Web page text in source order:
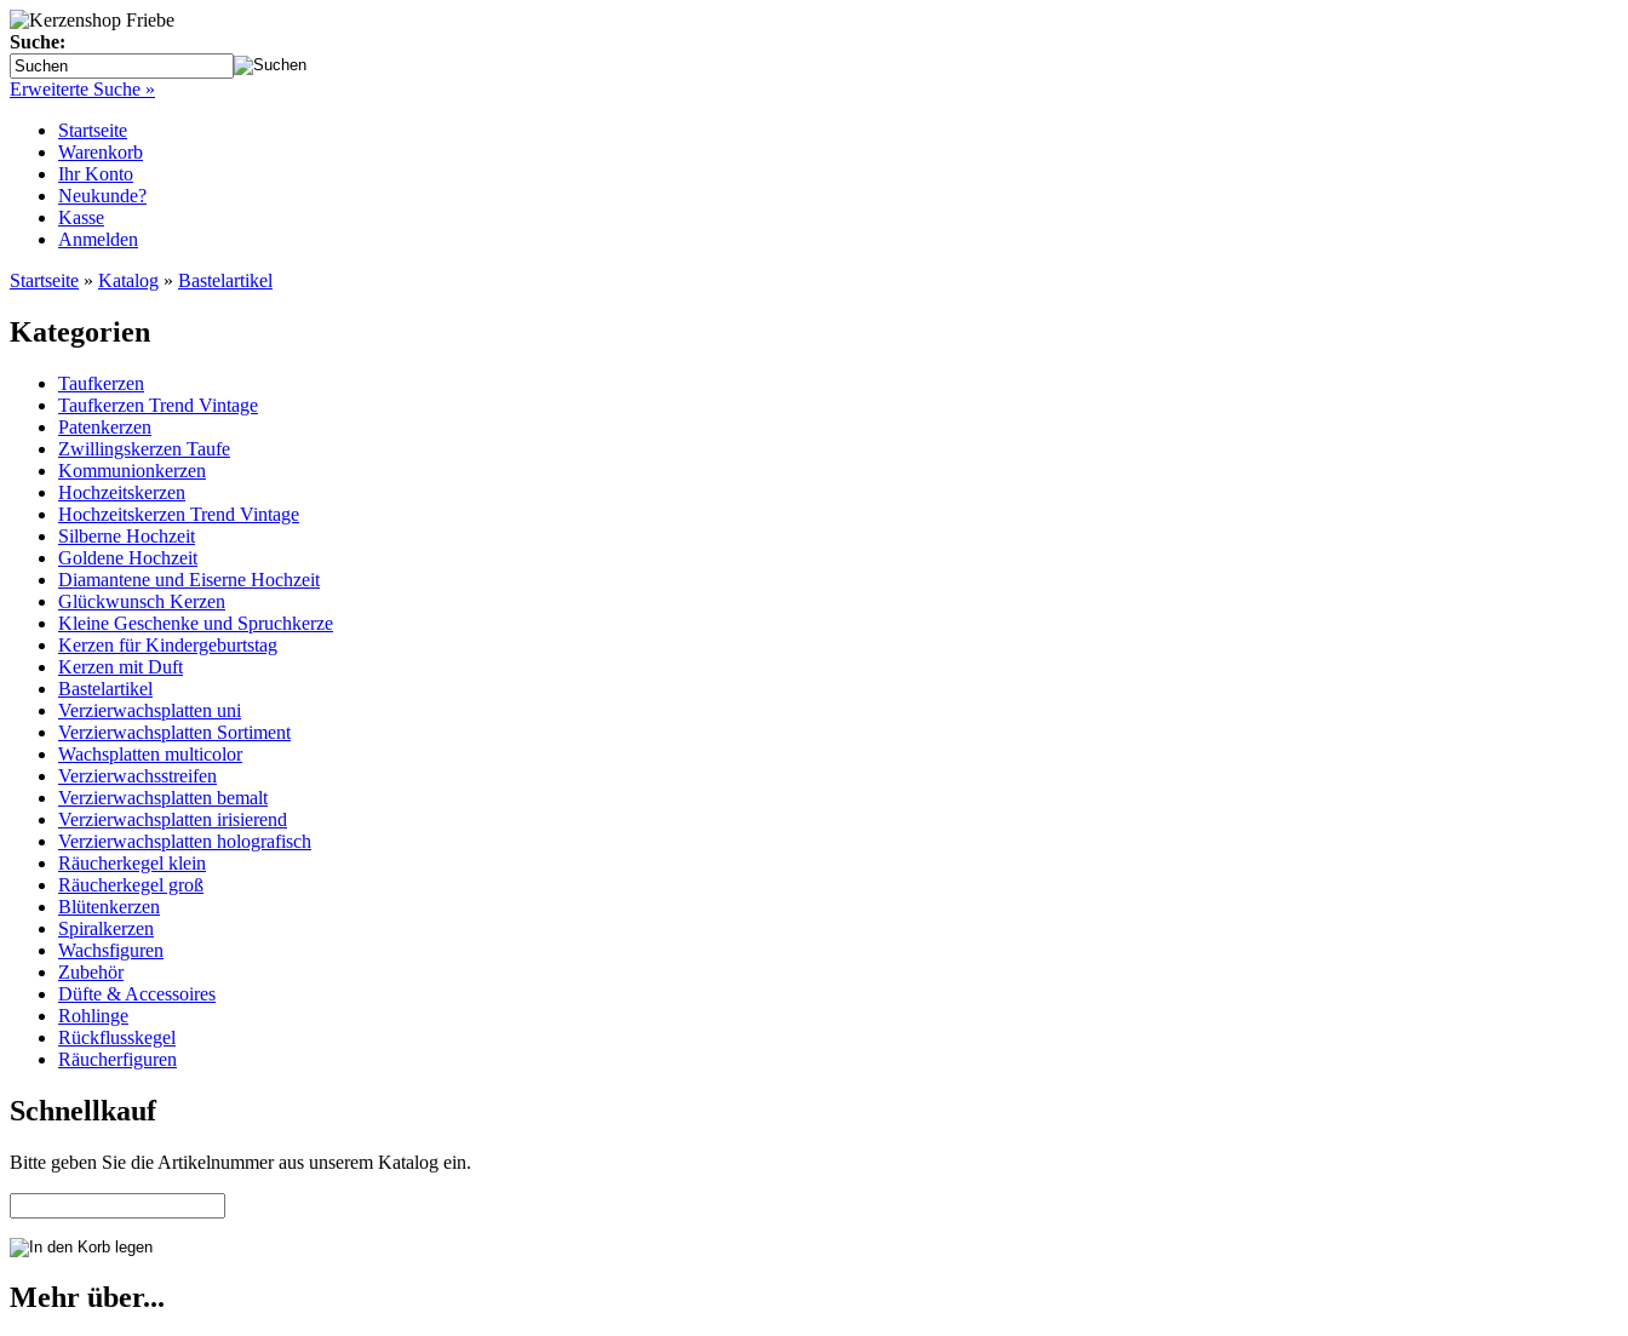
Suche:
Erweiterte Suche »
Startseite
Warenkorb
Ihr Konto
Neukunde?
Kasse
Anmelden
Startseite » Katalog » Bastelartikel
Kategorien
Taufkerzen
Taufkerzen Trend Vintage
Patenkerzen
Zwillingskerzen Taufe
Kommunionkerzen
Hochzeitskerzen
Hochzeitskerzen Trend Vintage
Silberne Hochzeit
Goldene Hochzeit
Diamantene und Eiserne Hochzeit
Glückwunsch Kerzen
Kleine Geschenke und Spruchkerze
Kerzen für Kindergeburtstag
Kerzen mit Duft
Bastelartikel
Verzierwachsplatten uni
Verzierwachsplatten Sortiment
Wachsplatten multicolor
Verzierwachsstreifen
Verzierwachsplatten bemalt
Verzierwachsplatten irisierend
Verzierwachsplatten holografisch
Räucherkegel klein
Räucherkegel groß
Blütenkerzen
Spiralkerzen
Wachsfiguren
Zubehör
Düfte & Accessoires
Rohlinge
Rückflusskegel
Räucherfiguren
Schnellkauf
Bitte geben Sie die Artikelnummer aus unserem Katalog ein.
Mehr über...